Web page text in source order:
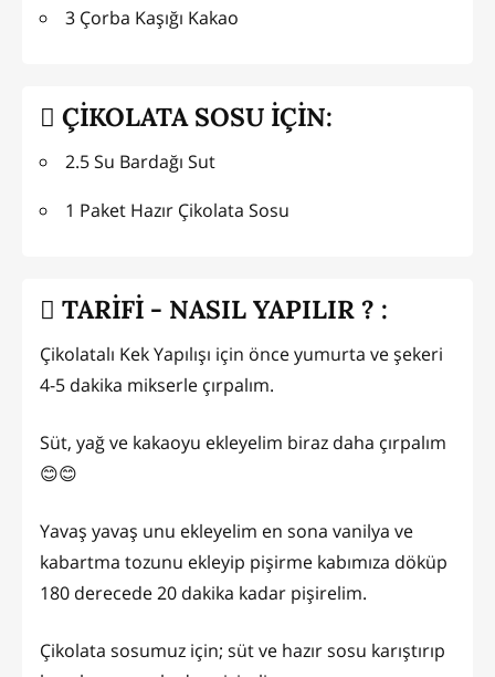
3 Çorba Kaşığı Kakao
ÇİKOLATA SOSU İÇİN:
2.5 Su Bardağı Sut
1 Paket Hazır Çikolata Sosu
TARİFİ - NASIL YAPILIR ? :
Çikolatalı Kek Yapılışı için önce yumurta ve şekeri
4-5 dakika mikserle çırpalım.
Süt, yağ ve kakaoyu ekleyelim biraz daha çırpalım
😊😊
Yavaş yavaş unu ekleyelim en sona vanilya ve
kabartma tozunu ekleyip pişirme kabımıza döküp
180 derecede 20 dakika kadar pişirelim.
Çikolata sosumuz için; süt ve hazır sosu karıştırıp